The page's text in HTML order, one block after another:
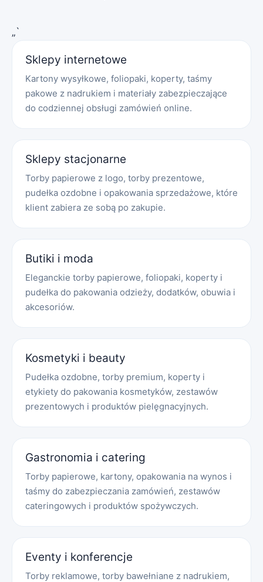
„`
Sklepy internetowe
Kartony wysyłkowe, foliopaki, koperty, taśmy
pakowe z nadrukiem i materiały zabezpieczające
do codziennej obsługi zamówień online.
Sklepy stacjonarne
Torby papierowe z logo, torby prezentowe,
pudełka ozdobne i opakowania sprzedażowe, które
klient zabiera ze sobą po zakupie.
Butiki i moda
Eleganckie torby papierowe, foliopaki, koperty i
pudełka do pakowania odzieży, dodatków, obuwia i
akcesoriów.
Kosmetyki i beauty
Pudełka ozdobne, torby premium, koperty i
etykiety do pakowania kosmetyków, zestawów
prezentowych i produktów pielęgnacyjnych.
Gastronomia i catering
Torby papierowe, kartony, opakowania na wynos i
taśmy do zabezpieczania zamówień, zestawów
cateringowych i produktów spożywczych.
Eventy i konferencje
Torby reklamowe, torby bawełniane z nadrukiem,